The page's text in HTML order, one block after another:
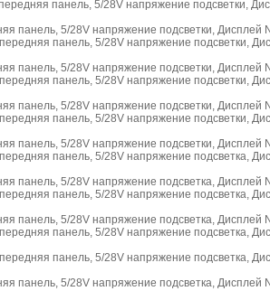
панель, 5/28V напряжение подсветки,
панель, 5/28V напряжение подсветки, Дисплей
панель, 5/28V напряжение подсветки,
панель, 5/28V напряжение подсветки,
панель, 5/28V напряжение подсветки,
панель, 5/28V напряжение подсветки, Дисплей
панель, 5/28V напряжение подсветки,
панель, 5/28V напряжение подсветки, Дисплей
панель, 5/28V напряжение подсветка,
панель, 5/28V напряжение подсветка, Дисплей
панель, 5/28V напряжение подсветка,
панель, 5/28V напряжение подсветка,
панель, 5/28V напряжение подсветка,
панель, 5/28V напряжение подсветка,
панель, 5/28V напряжение подсветка, Дисплей